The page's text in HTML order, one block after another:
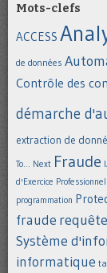
Mots-clefs
ACCESS
de données
Contrôle des
démarche
extraction de
To... Next Fraude
d'Exercice Professionnel
programmation
fraude
Système
informatique